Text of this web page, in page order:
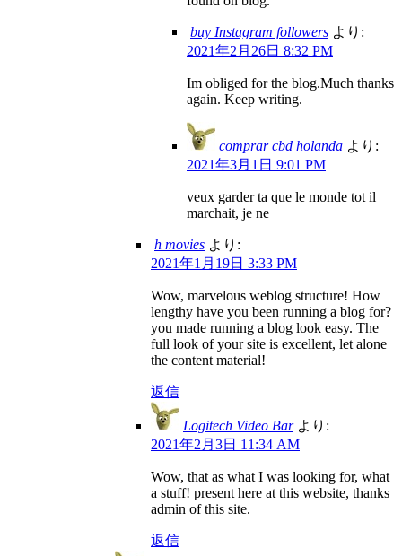
buy Instagram followers より:
2021年2月26日 8:32 PM
Im obliged for the blog.Much thanks
again. Keep writing.
comprar cbd holanda より:
2021年3月1日 9:01 PM
veux garder ta que le monde tot il
marchait, je ne
h movies より:
2021年1月19日 3:33 PM
Wow, marvelous weblog structure! How
lengthy have you been running a blog for?
you made running a blog look easy. The
full look of your site is excellent, let alone
the content material!
返信
Logitech Video Bar より:
2021年2月3日 11:34 AM
Wow, that as what I was looking for, what
a stuff! present here at this website, thanks
admin of this site.
返信